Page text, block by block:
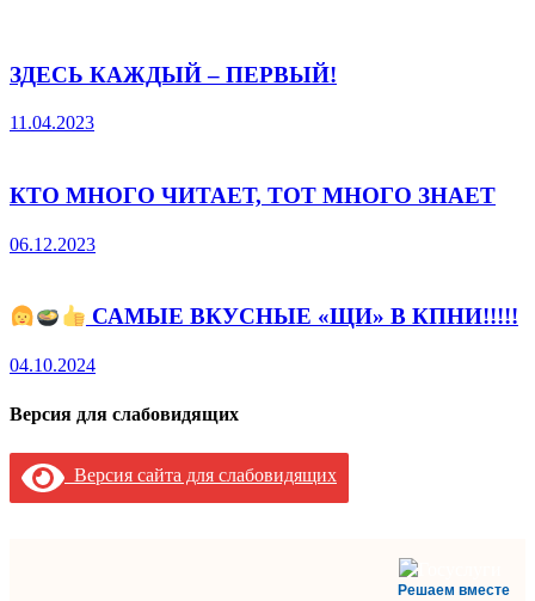
ЗДЕСЬ КАЖДЫЙ – ПЕРВЫЙ!
11.04.2023
КТО МНОГО ЧИТАЕТ, ТОТ МНОГО ЗНАЕТ
06.12.2023
САМЫЕ ВКУСНЫЕ «ЩИ» В КПНИ!!!!!
04.10.2024
Версия для слабовидящих
Версия сайта для слабовидящих
Решаем вместе